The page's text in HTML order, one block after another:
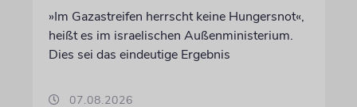
»Im Gazastreifen herrscht keine Hungersnot«,
heißt es im israelischen Außenministerium.
Dies sei das eindeutige Ergebnis
07.08.2026